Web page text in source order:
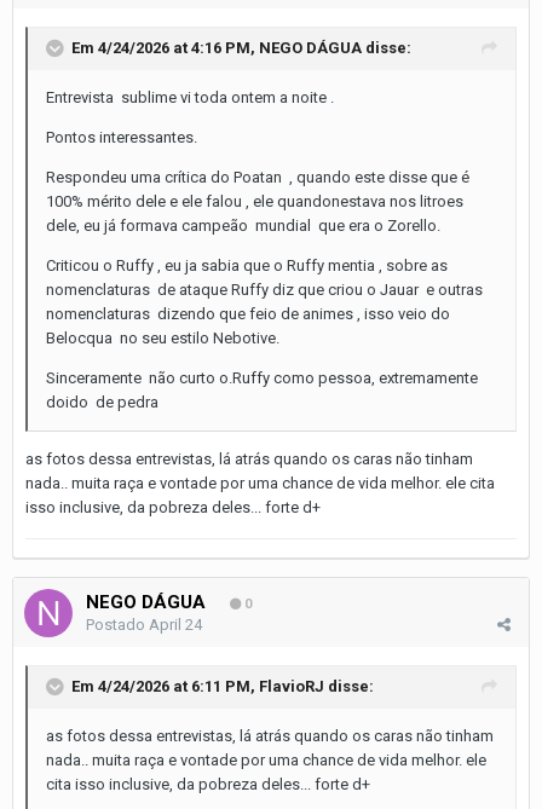
Em 4/24/2026 at 4:16 PM, NEGO DÁGUA disse:
Entrevista sublime vi toda ontem a noite .
Pontos interessantes.
Respondeu uma crítica do Poatan , quando este disse que é
100% mérito dele e ele falou , ele quandonestava nos litroes
dele, eu já formava campeão mundial que era o Zorello.
Criticou o Ruffy , eu ja sabia que o Ruffy mentia , sobre as
nomenclaturas de ataque Ruffy diz que criou o Jauar e outras
nomenclaturas dizendo que feio de animes , isso veio do
Belocqua no seu estilo Nebotive.
Sinceramente não curto o.Ruffy como pessoa, extremamente
doido de pedra
as fotos dessa entrevistas, lá atrás quando os caras não tinham
nada.. muita raça e vontade por uma chance de vida melhor. ele cita
isso inclusive, da pobreza deles... forte d+
NEGO DÁGUA 0
Postado April 24
Em 4/24/2026 at 6:11 PM, FlavioRJ disse:
as fotos dessa entrevistas, lá atrás quando os caras não tinham
nada.. muita raça e vontade por uma chance de vida melhor. ele
cita isso inclusive, da pobreza deles... forte d+